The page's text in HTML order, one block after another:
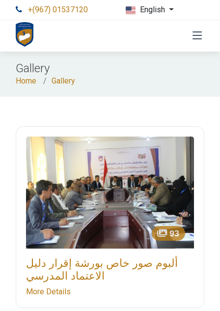
+(967) 01537120 English
Gallery
Home Gallery
93
ألبوم صور خاص بورشة إقرار دليل
الاعتماد المدرسي
More Details